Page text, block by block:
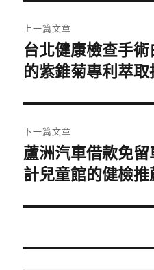
章
導
覽
上一篇文章
上
一
文
章:
台北健康檢查手
的紫錐菊專利萃取
下一篇文章
下
一
文
蘆洲汽車借款免
計兒童館的健檢推